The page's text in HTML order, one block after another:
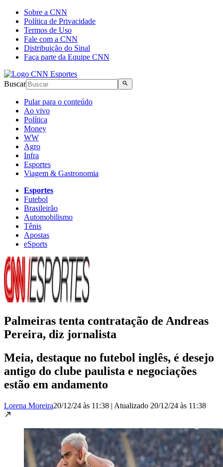
Sobre a CNN
Política de Privacidade
Termos de Uso
Fale com a CNN
Distribuição do Sinal
Faça parte da Equipe CNN
Buscar
Pular para o conteúdo
Ao vivo
Política
Money
WW
Agro
Infra
Esportes
Viagem & Gastronomia
Esportes
Futebol
Brasileirão
Automobilismo
Tênis
Apostas
eSports
Palmeiras tenta contratação de Andreas
Pereira, diz jornalista
Meia, destaque no futebol inglês, é desejo
antigo do clube paulista e negociações
estão em andamento
Lorena Moreira20/12/24 às 11:38 | Atualizado 20/12/24 às 11:38